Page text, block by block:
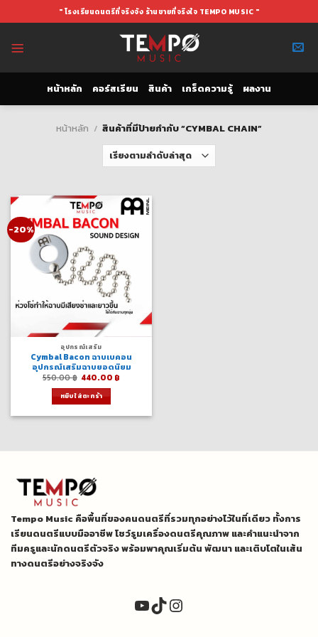
to
" โรงเรียนดนตรีที่จริงจัง ร้านขายที่จริงใจ TEMPO MUSIC "
หน้าหลัก คอร์สเรียน สินค้า เกร็ดความรู้ ผลงาน
หน้าหลัก / สินค้าที่มีป้ายกำกับ “CYMBAL CHAIN”
-20%
อุปกรณ์เสริม
Cymbal Bacon ฉาบเบคอน
อุปกรณ์เสริมฉาบยอดนิยม
550.00฿ Original
was:
550.00 ฿.
440.00 ฿
หยิบใส่ตะกร้า
Tempo Music คือพื้นที่ของคนดนตรีที่รวมทุกอย่างไว้ในที่เดียว ทั้งการ
เรียนดนตรีแบบมืออาชีพ โชว์รูมเครื่องดนตรีคุณภาพ และคำแนะนำจาก
ทีมครูและนักดนตรีตัวจริง พร้อมพาคุณเริ่มต้น พัฒนา และเติบโตในเส้น
ทางดนตรีอย่างจริงจัง
YouTube
TikTok
Instagram